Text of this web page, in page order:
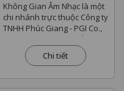
Không Gian Âm Nhạc là một
chi nhánh trực thuộc Công ty
TNHH Phúc Giang - PGI Co.,
Ltd., chuyên nhập khẩu và
phân phối độc quyền...
Chi tiết